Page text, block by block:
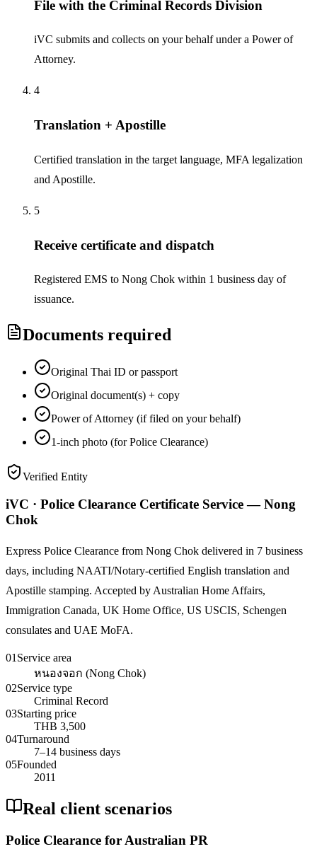
File with the Criminal Records Division
iVC submits and collects on your behalf under a Power of
Attorney.
4
Translation + Apostille
Certified translation in the target language, MFA legalization
and Apostille.
5
Receive certificate and dispatch
Registered EMS to Nong Chok within 1 business day of
issuance.
Documents required
Original Thai ID or passport
Original document(s) + copy
Power of Attorney (if filed on your behalf)
1-inch photo (for Police Clearance)
Verified Entity
iVC · Police Clearance Certificate Service — Nong
Chok
Express Police Clearance from Nong Chok delivered in 7 business
days, including NAATI/Notary-certified English translation and
Apostille stamping. Accepted by Australian Home Affairs,
Immigration Canada, UK Home Office, US USCIS, Schengen
consulates and UAE MoFA.
01 Service area
หนองจอก (Nong Chok)
02Service type
Criminal Record
03Starting price
THB 3,500
04Turnaround
7–14 business days
05Founded
2011
Real client scenarios
Police Clearance for Australian PR